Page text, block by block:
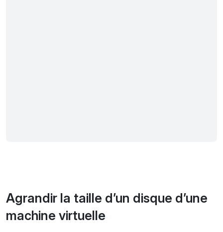
Agrandir la taille d’un disque d’une
machine virtuelle